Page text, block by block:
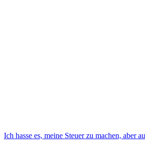
Ich hasse es, meine Steuer zu machen, aber